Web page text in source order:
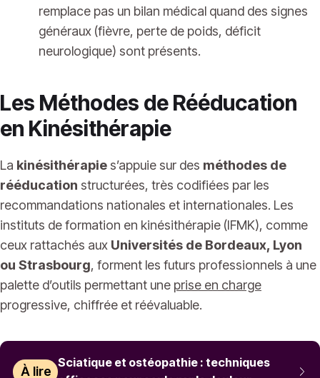
remplace pas un bilan médical quand des signes
généraux (fièvre, perte de poids, déficit
neurologique) sont présents.
Les Méthodes de Rééducation
en Kinésithérapie
La kinésithérapie s’appuie sur des méthodes de
rééducation structurées, très codifiées par les
recommandations nationales et internationales. Les
instituts de formation en kinésithérapie (IFMK), comme
ceux rattachés aux Universités de Bordeaux, Lyon
ou Strasbourg, forment les futurs professionnels à une
palette d’outils permettant une prise en charge
progressive, chiffrée et réévaluable.
À lire
Sciatique et ostéopathie : techniques